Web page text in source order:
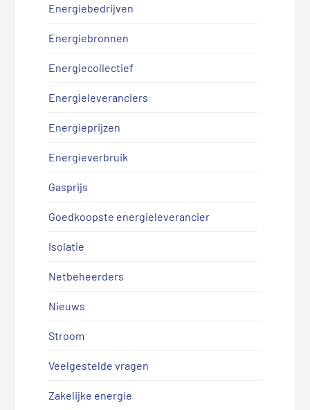
Energiebedrijven
Energiebronnen
Energiecollectief
Energieleveranciers
Energieprijzen
Energieverbruik
Gasprijs
Goedkoopste energieleverancier
Isolatie
Netbeheerders
Nieuws
Stroom
Veelgestelde vragen
Zakelijke energie